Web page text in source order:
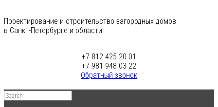
Проектирование и строительство загородных домов
в Санкт-Петербурге и области
+7 812 425 20 01
+7 981 948 03 22
Обратный звонок